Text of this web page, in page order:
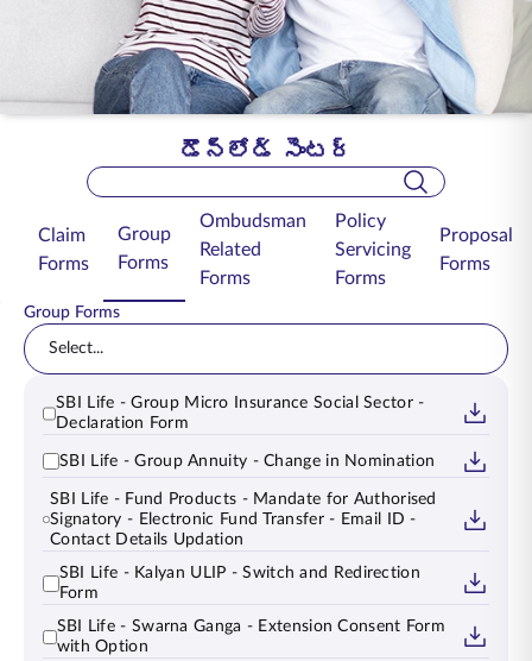
ఆన్‌లైన్‌లో కొనండి ప్రీమియం చెల్లించండి
డౌన్‌లోడ్ సెంటర్
Search Bar
Claim
Forms
Group
Forms
Ombudsman
Related
Forms
Policy
Servicing
Forms
Proposal
Forms
Group Forms
Select...
SBI Life - Group Micro Insurance Social Sector -
Declaration Form
SBI Life - Group Annuity - Change in Nomination
SBI Life - Fund Products - Mandate for Authorised
Signatory - Electronic Fund Transfer - Email ID -
Contact Details Updation
SBI Life - Kalyan ULIP - Switch and Redirection
Form
SBI Life - Swarna Ganga - Extension Consent Form
with Option